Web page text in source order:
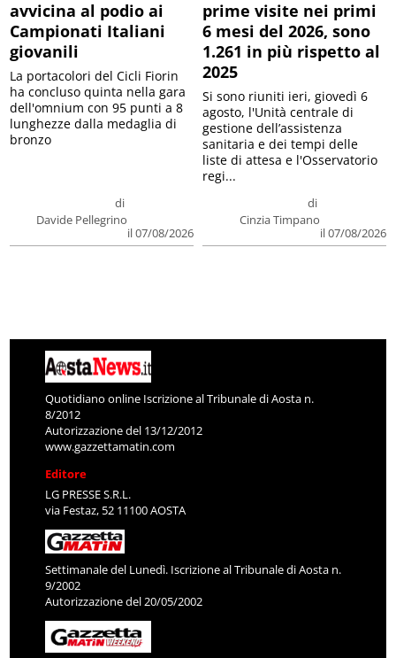
avvicina al podio ai
Campionati Italiani
giovanili
di
Davide Pellegrino
il 07/08/2026
La portacolori del Cicli Fiorin
ha concluso quinta nella gara
dell'omnium con 95 punti a 8
lunghezze dalla medaglia di
bronzo
prime visite nei primi
6 mesi del 2026, sono
1.261 in più rispetto al
2025
di
Cinzia Timpano
il 07/08/2026
Si sono riuniti ieri, giovedì 6
agosto, l'Unità centrale di
gestione dell’assistenza
sanitaria e dei tempi delle
liste di attesa e l'Osservatorio
regi...
Quotidiano online Iscrizione al Tribunale di Aosta n.
8/2012
Autorizzazione del 13/12/2012
www.gazzettamatin.com
Editore
LG PRESSE S.R.L.
via Festaz, 52 11100 AOSTA
Settimanale del Lunedì. Iscrizione al Tribunale di Aosta n.
9/2002
Autorizzazione del 20/05/2002